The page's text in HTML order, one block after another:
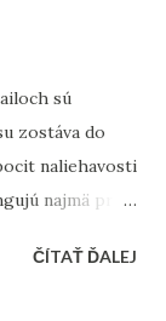
venujeme v
firmy“ 2.
Tu ide o
sú
zostáva do
naliehavosti
najmä pri
platnosti
ČÍTAŤ ĎALEJ